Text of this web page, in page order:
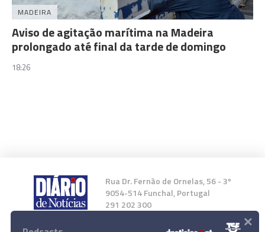
MADEIRA
Aviso de agitação marítima na Madeira
prolongado até final da tarde de domingo
18:26
Rua Dr. Fernão de Ornelas, 56 - 3º
9054-514 Funchal, Portugal
291 202 300
×